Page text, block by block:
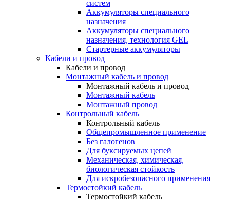
систем
Аккумуляторы специального
назначения
Аккумуляторы специального
назначения, технология GEL
Стартерные аккумуляторы
Кабели и провод
Кабели и провод
Монтажный кабель и провод
Монтажный кабель и провод
Монтажный кабель
Монтажный провод
Контрольный кабель
Контрольный кабель
Общепромышленное применение
Без галогенов
Для буксируемых цепей
Механическая, химическая,
биологическая стойкость
Для искробезопасного применения
Термостойкий кабель
Термостойкий кабель